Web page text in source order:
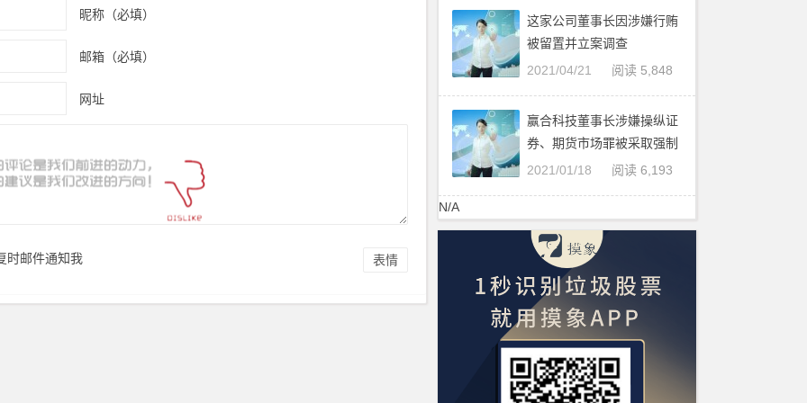
昵称（必填）
邮箱（必填）
网址
表情
时邮件通知我
这家公司董事长因涉嫌行贿
被留置并立案调查
阅读 5,848
2021/04/21
赢合科技董事长涉嫌操纵证
券、期货市场罪被采取强制
措施
阅读 6,193
2021/01/18
N/A